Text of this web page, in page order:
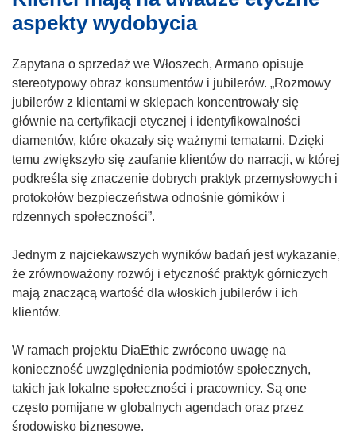
aspekty wydobycia
Zapytana o sprzedaż we Włoszech, Armano opisuje
stereotypowy obraz konsumentów i jubilerów. „Rozmowy
jubilerów z klientami w sklepach koncentrowały się
głównie na certyfikacji etycznej i identyfikowalności
diamentów, które okazały się ważnymi tematami. Dzięki
temu zwiększyło się zaufanie klientów do narracji, w której
podkreśla się znaczenie dobrych praktyk przemysłowych i
protokołów bezpieczeństwa odnośnie górników i
rdzennych społeczności”.
Jednym z najciekawszych wyników badań jest wykazanie,
że zrównoważony rozwój i etyczność praktyk górniczych
mają znaczącą wartość dla włoskich jubilerów i ich
klientów.
W ramach projektu DiaEthic zwrócono uwagę na
konieczność uwzględnienia podmiotów społecznych,
takich jak lokalne społeczności i pracownicy. Są one
często pomijane w globalnych agendach oraz przez
środowisko biznesowe.